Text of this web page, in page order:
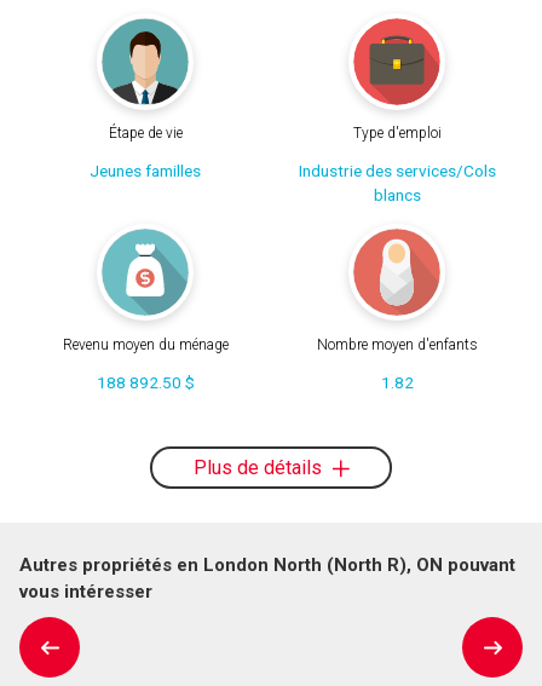
Étape de vie
Jeunes familles
Type d'emploi
Industrie des services/Cols
blancs
Revenu moyen du ménage
188 892.50 $
Nombre moyen d'enfants
1.82
Plus de détails
Autres propriétés en London North (North R), ON pouvant
vous intéresser